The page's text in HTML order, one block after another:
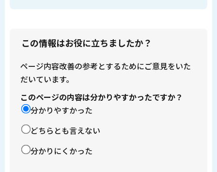
この情報はお役に立ちましたか？
ページ内容改善の参考とするためにご意見をいた
だいています。
このページの内容は分かりやすかったですか？
分かりやすかった
どちらとも言えない
分かりにくかった